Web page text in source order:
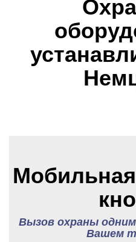
Вызов охраны
Вашем